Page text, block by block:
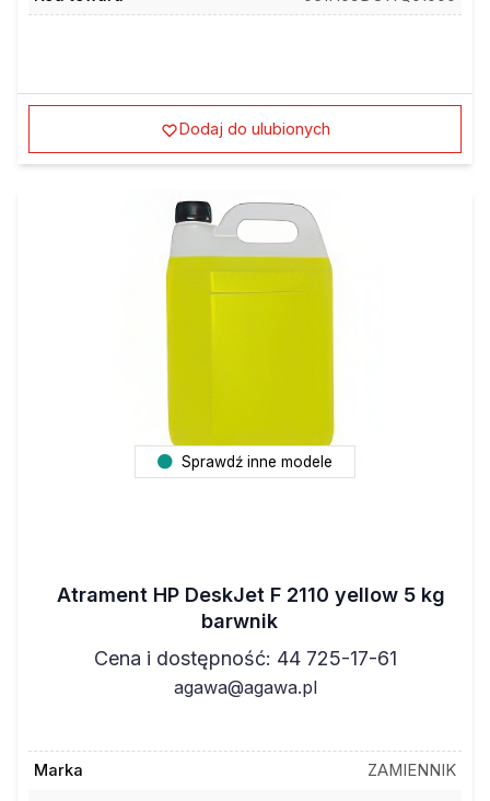
Dodaj do ulubionych
Sprawdź inne modele
Atrament HP DeskJet F 2110 yellow 5 kg
barwnik
Cena i dostępność: 44 725-17-61
agawa@agawa.pl
Marka
ZAMIENNIK